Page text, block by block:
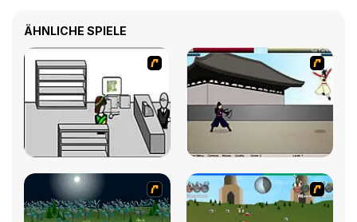
ÄHNLICHE SPIELE